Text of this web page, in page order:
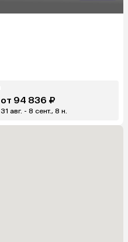
от 94 836 ₽
31 авг. - 8 сент., 8 н.